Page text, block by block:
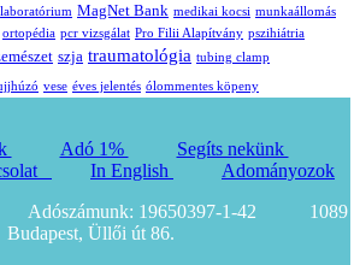
laboratórium MagNet Bank medikai kocsi munkaállomás
ortopédia pcr vizsgálat Pro Filii Alapítvány pszihiátria
szja traumatológia tubing clamp
vese éves jelentés ólommentes köpeny
Adó 1%
Segíts nekünk
In English
Adományozok
19650397-1-42 1089
Budapest, Üllői út 86.